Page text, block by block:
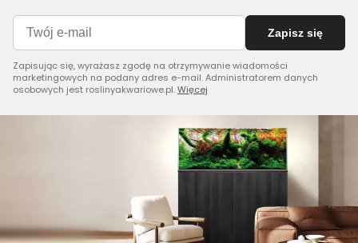
Zapisz się
Zapisując się, wyrażasz zgodę na otrzymywanie wiadomości
marketingowych na podany adres e-mail. Administratorem danych
osobowych jest roslinyakwariowe.pl.Więcej